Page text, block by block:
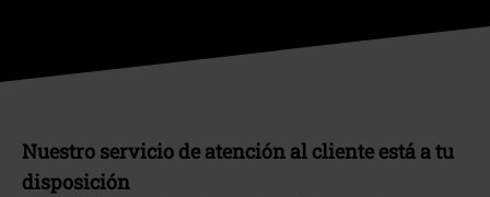
Nuestro servicio de atención al cliente está a tu
disposición